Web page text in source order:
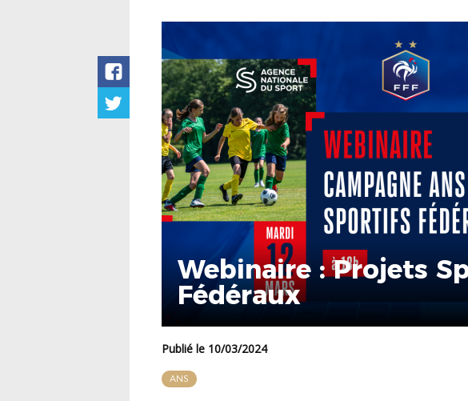
Webinaire : Projets
Fédéraux
Publié le 10/03/2024
ANS